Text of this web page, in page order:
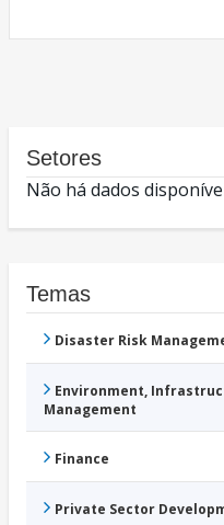
Setores
Não há dados
Temas
Disaster Risk
Environment,
Management
Finance
Private Sector